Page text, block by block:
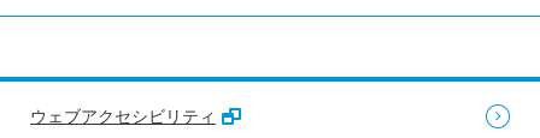
ウェブアクセシビリティ